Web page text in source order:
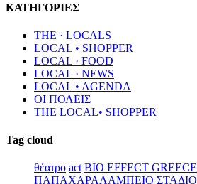
ΚΑΤΗΓΟΡΙΕΣ
THE · LOCALS
LOCAL • SHOPPER
LOCAL · FOOD
LOCAL · NEWS
LOCAL • AGENDA
ΟΙ ΠΟΛΕΙΣ
THE LOCAL• SHOPPER
Tag cloud
θέατρο act BIO EFFECT GREECE
ΠΑΠΑΧΑΡΑΛΑΜΠΕΙΟ ΣΤΑΔΙΟ